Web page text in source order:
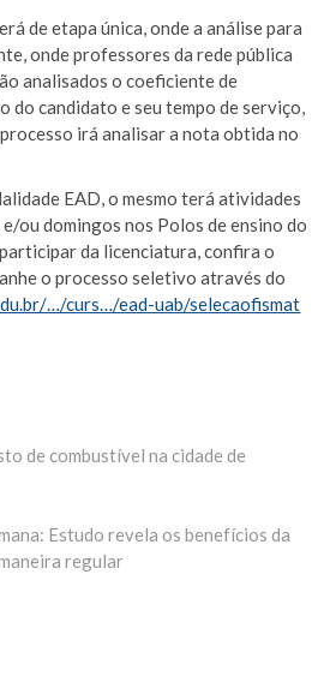
de etapa única, onde a análise para
onde professores da rede pública
analisados o coeficiente de
do candidato e seu tempo de serviço,
irá analisar a nota obtida no
EAD, o mesmo terá atividades
ou domingos nos Polos de ensino do
da licenciatura, confira o
o processo seletivo através do
…/curs…/ead-uab/selecaofismat
de combustível na cidade de
Estudo revela os benefícios da
regular